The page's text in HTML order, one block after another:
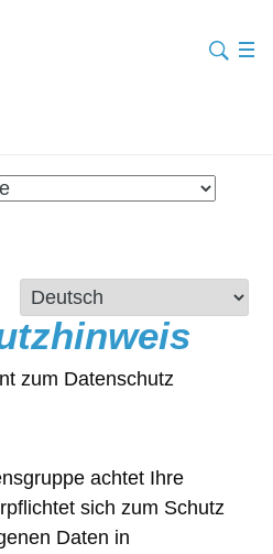
zum Datenschutz
achtet Ihre
sich zum Schutz
Daten in